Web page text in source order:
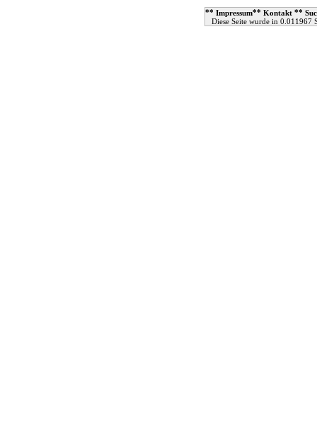
** Impressum** Kontakt **
Diese Seite wurde in 0.011967